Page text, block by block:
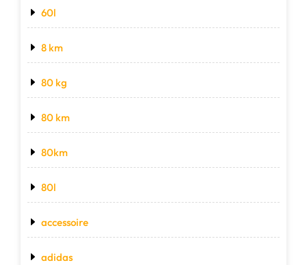
60l
8 km
80 kg
80 km
80km
80l
accessoire
adidas